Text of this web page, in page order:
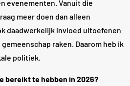
evenementen. Vanuit die
meer doen dan alleen
daadwerkelijk invloed uitoefenen
raken. Daarom heb ik
politiek.
bereikt te hebben in 2026?